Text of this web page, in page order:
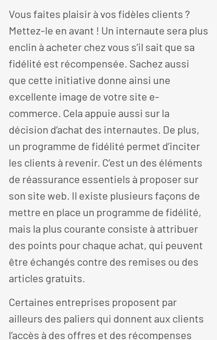
Vous faites plaisir à vos fidèles clients ?
Mettez-le en avant ! Un internaute sera plus
enclin à acheter chez vous s’il sait que sa
fidélité est récompensée. Sachez aussi
que cette initiative donne ainsi une
excellente image de votre site e-
commerce. Cela appuie aussi sur la
décision d’achat des internautes. De plus,
un programme de fidélité permet d’inciter
les clients à revenir. C’est un des éléments
de réassurance essentiels à proposer sur
son site web. Il existe plusieurs façons de
mettre en place un programme de fidélité,
mais la plus courante consiste à attribuer
des points pour chaque achat, qui peuvent
être échangés contre des remises ou des
articles gratuits.
Certaines entreprises proposent par
ailleurs des paliers qui donnent aux clients
l’accès à des offres et des récompenses